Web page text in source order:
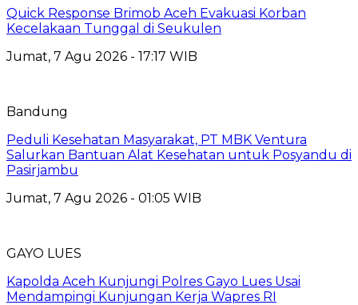
Quick Response Brimob Aceh Evakuasi Korban
Kecelakaan Tunggal di Seukulen
Jumat, 7 Agu 2026 - 17:17 WIB
Bandung
Peduli Kesehatan Masyarakat, PT MBK Ventura
Salurkan Bantuan Alat Kesehatan untuk Posyandu di
Pasirjambu
Jumat, 7 Agu 2026 - 01:05 WIB
GAYO LUES
Kapolda Aceh Kunjungi Polres Gayo Lues Usai
Mendampingi Kunjungan Kerja Wapres RI